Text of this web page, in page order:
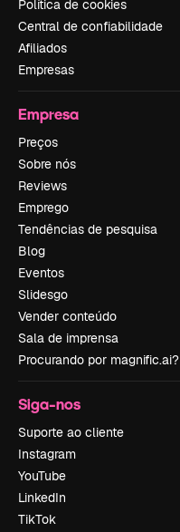
Política de cookies
Central de confiabilidade
Afiliados
Empresas
Empresa
Preços
Sobre nós
Reviews
Emprego
Tendências de pesquisa
Blog
Eventos
Slidesgo
Vender conteúdo
Sala de imprensa
Procurando por magnific.ai?
Siga-nos
Suporte ao cliente
Instagram
YouTube
LinkedIn
TikTok